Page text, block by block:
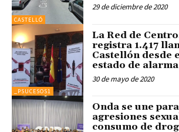
CASTELLÓ
29 de diciembre de 2020
_PSUCESOS1
La Red de
registra 1.417
Castellón desde
estado de alarma
30 de mayo de 2020
Onda se une
agresiones
consumo de